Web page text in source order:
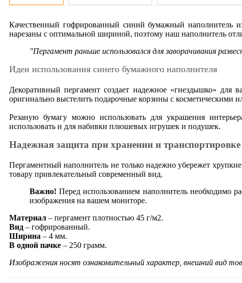
Качественный гофрированный синий бумажный наполнитель
нарезаны с оптимальной шириной, поэтому наш наполнитель
"Пергамент раньше использовался для заворачивания
Идеи использования синего бумажного наполнителя
Декоративный пергамент создает надежное «гнездышко»
оригинально выстелить подарочные корзины с косметическими
Резаную бумагу можно использовать для украшения
использовать и для набивки плюшевых игрушек и подушек.
Надежная защита при хранении и транспортировке
Пергаментный наполнитель не только надежно убережет
товару привлекательный современный вид.
Важно! Перед использованием наполнитель необходимо
изображения на вашем мониторе.
Материал – пергамент плотностью 45 г/м2.
Вид – гофрированный.
Ширина – 4 мм.
В одной пачке – 250 грамм.
Изображения носят ознакомительный характер, внешний вид